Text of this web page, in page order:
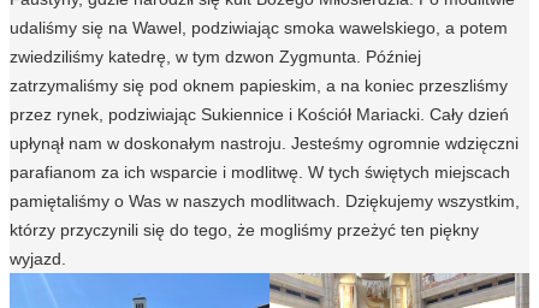
udaliśmy się na Wawel, podziwiając smoka wawelskiego, a potem
zwiedziliśmy katedrę, w tym dzwon Zygmunta. Później
zatrzymaliśmy się pod oknem papieskim, a na koniec przeszliśmy
przez rynek, podziwiając Sukiennice i Kościół Mariacki. Cały dzień
upłynął nam w doskonałym nastroju. Jesteśmy ogromnie wdzięczni
parafianom za ich wsparcie i modlitwę. W tych świętych miejscach
pamiętaliśmy o Was w naszych modlitwach. Dziękujemy wszystkim,
którzy przyczynili się do tego, że mogliśmy przeżyć ten piękny
wyjazd.